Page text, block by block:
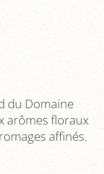
du Domaine
arômes floraux
affinés.